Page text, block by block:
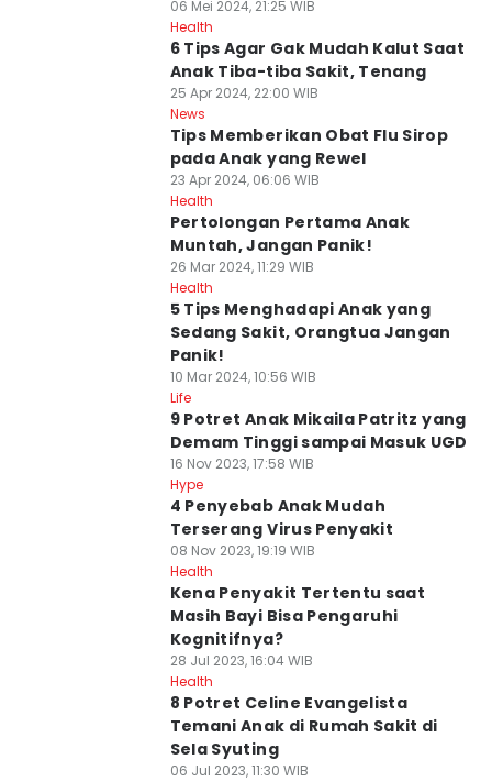
06 Mei 2024, 21:25 WIB
Health
6 Tips Agar Gak Mudah Kalut Saat
Anak Tiba-tiba Sakit, Tenang
25 Apr 2024, 22:00 WIB
News
Tips Memberikan Obat Flu Sirop
pada Anak yang Rewel
23 Apr 2024, 06:06 WIB
Health
Pertolongan Pertama Anak
Muntah, Jangan Panik!
26 Mar 2024, 11:29 WIB
Health
5 Tips Menghadapi Anak yang
Sedang Sakit, Orangtua Jangan
Panik!
10 Mar 2024, 10:56 WIB
Life
9 Potret Anak Mikaila Patritz yang
Demam Tinggi sampai Masuk UGD
16 Nov 2023, 17:58 WIB
Hype
4 Penyebab Anak Mudah
Terserang Virus Penyakit
08 Nov 2023, 19:19 WIB
Health
Kena Penyakit Tertentu saat
Masih Bayi Bisa Pengaruhi
Kognitifnya?
28 Jul 2023, 16:04 WIB
Health
8 Potret Celine Evangelista
Temani Anak di Rumah Sakit di
Sela Syuting
06 Jul 2023, 11:30 WIB